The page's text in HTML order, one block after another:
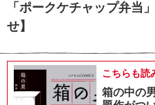
「ポークケチャップ弁当
せ】
こちらも読
箱の中の